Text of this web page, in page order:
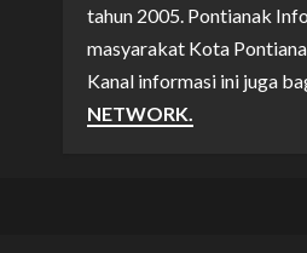
tahun 2005. Pontianak
masyarakat Kota
Kanal informasi ini juga
NETWORK.